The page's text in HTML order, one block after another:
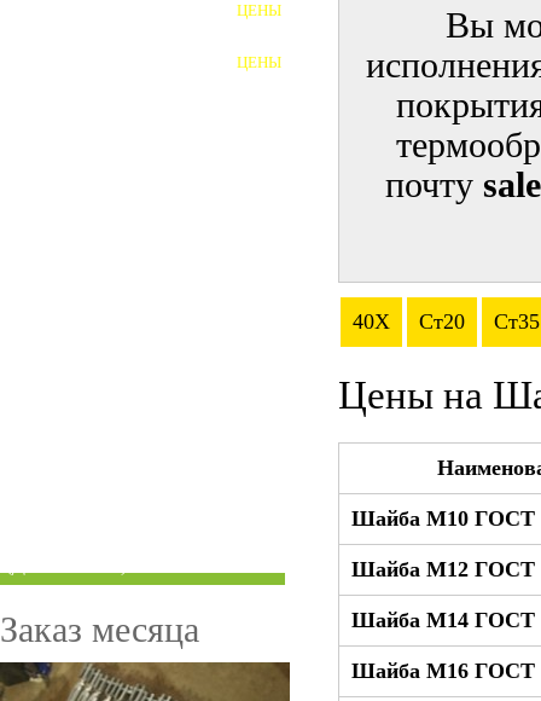
Вы
почту
40Х Ст20 Ст35
Цены на
Шайба М10 ГОСТ
Шайба М12 ГОСТ
Шайба М14 ГОСТ
Шайба М16 ГОСТ
ЦЕНЫ
ЦЕНЫ
Заказ месяца